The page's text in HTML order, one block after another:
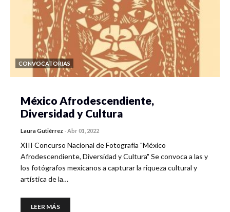
CONVOCATORIAS
México Afrodescendiente,
Diversidad y Cultura
Laura Gutiérrez -Abr 01, 2022
XIII Concurso Nacional de Fotografía "México
Afrodescendiente, Diversidad y Cultura" Se convoca a las y
los fotógrafos mexicanos a capturar la riqueza cultural y
artística de la…
LEER MÁS